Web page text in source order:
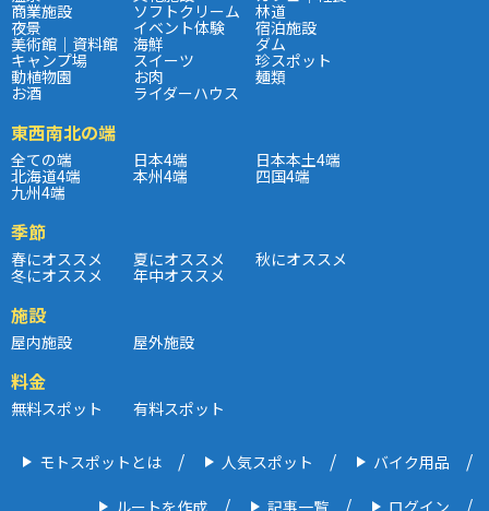
商業施設 ソフトクリーム 林道
夜景 イベント体験 宿泊施設
美術館｜資料館 海鮮 ダム
キャンプ場 スイーツ 珍スポット
動植物園 お肉 麺類
お酒 ライダーハウス
東西南北の端
全ての端 日本4端 日本本土4端
北海道4端 本州4端 四国4端
九州4端
季節
春にオススメ 夏にオススメ 秋にオススメ
冬にオススメ 年中オススメ
施設
屋内施設 屋外施設
料金
無料スポット 有料スポット
モトスポットとは 人気スポット バイク用品
ルートを作成 記事一覧 ログイン